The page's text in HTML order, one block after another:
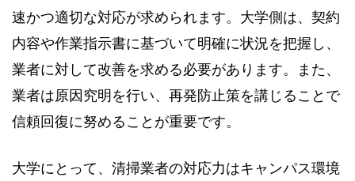
速かつ適切な対応が求められます。大学側は、契約
内容や作業指示書に基づいて明確に状況を把握し、
業者に対して改善を求める必要があります。また、
業者は原因究明を行い、再発防止策を講じることで
信頼回復に努めることが重要です。
大学にとって、清掃業者の対応力はキャンパス環境